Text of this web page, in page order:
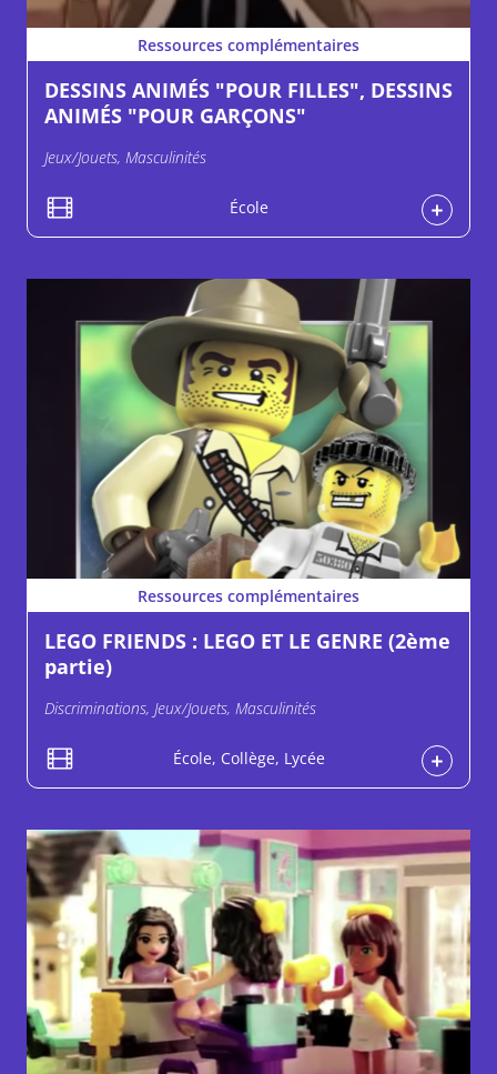
Ressources complémentaires
DESSINS ANIMÉS "POUR FILLES", DESSINS
ANIMÉS "POUR GARÇONS"
Jeux/Jouets, Masculinités
École
Ressources complémentaires
LEGO FRIENDS : LEGO ET LE GENRE (2ème
partie)
Discriminations, Jeux/Jouets, Masculinités
École, Collège, Lycée